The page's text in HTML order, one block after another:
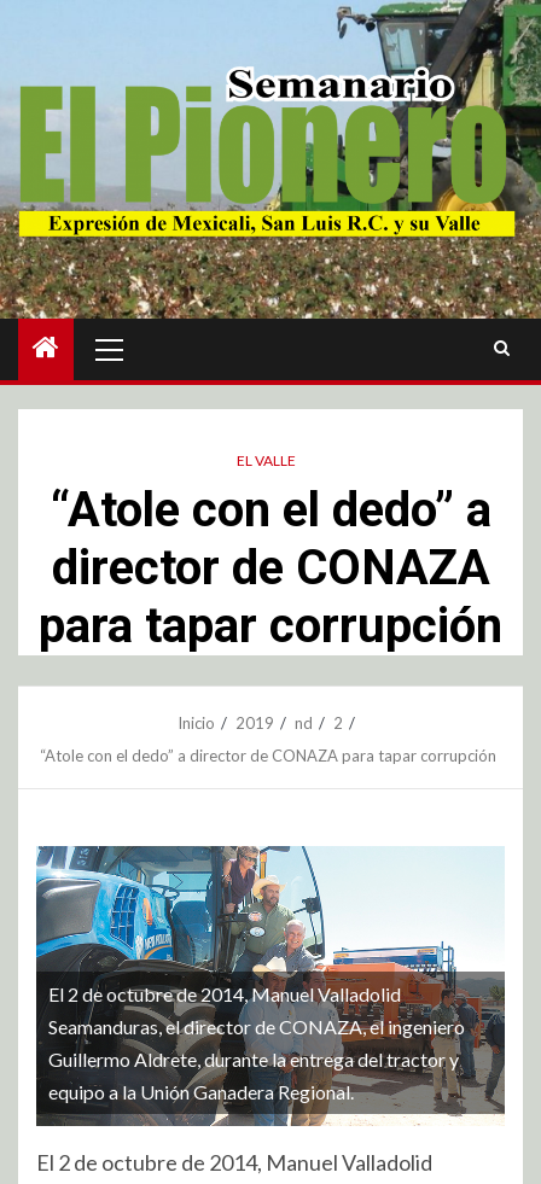
EL VALLE
“Atole con el dedo” a
director de CONAZA
para tapar corrupción
Inicio 2019 nd
2
“Atole con el dedo” a director de CONAZA para tapar corrupción
El 2 de octubre de 2014, Manuel Valladolid
Seamanduras, el director de CONAZA, el ingeniero
Guillermo Aldrete, durante la entrega del tractor y
equipo a la Unión Ganadera Regional.
El 2 de octubre de 2014, Manuel Valladolid